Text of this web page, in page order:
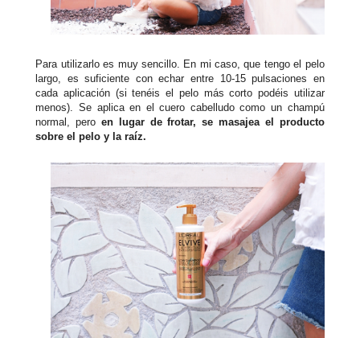
Para utilizarlo es muy sencillo. En mi caso, que tengo el pelo
largo, es suficiente con echar entre 10-15 pulsaciones en
cada aplicación (si tenéis el pelo más corto podéis utilizar
menos).
Se aplica en el cuero cabelludo como un champú
normal, pero en lugar de frotar, se masajea el producto
sobre el pelo y la raíz.